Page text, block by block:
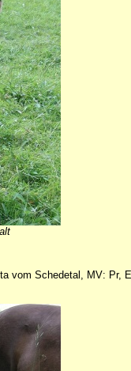
vom Schedetal, MV: Pr,